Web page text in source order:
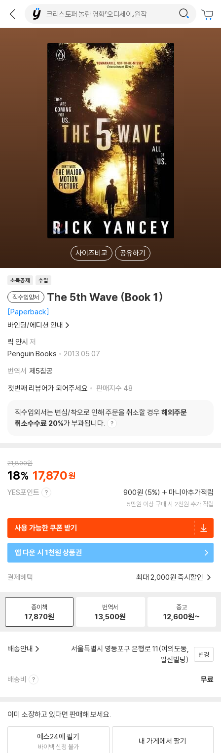
사이즈비교 공유하기
소득공제 수입
직수입양서 The 5th Wave (Book 1)
Paperback
바인딩/에디션 안내
릭 얀시 저
Penguin Books
2013.05.07.
번역서 제5침공
첫번째 리뷰어가 되어주세요
판매지수 48
직수입외서는 변심/착오로 인해 주문을 취소할 경우 해외주문
취소수수료 20%가 부과됩니다.
21,800원
18 17,870
YES포인트 900원 (5%) 마니아추가적립
5만원 이상 구매 시 2천원 추가 적립
사용 가능한 쿠폰 받기
앱 다운 시 1천원 상품권
결제혜택 최대 2,000원 즉시할인
종이책
17,870원
번역서
13,500원
중고
12,600원~
배송안내
서울특별시 영등포구 은행로 11(여의도동,
일신빌딩)
변경
배송비 무료
이미 소장하고 있다면 판매해 보세요.
예스24에 팔기
바이백 신청 불가
내 가게에서 팔기